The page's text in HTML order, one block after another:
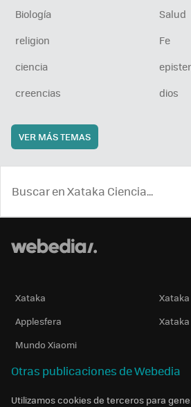
Biología
Salud
religion
Fe
ciencia
creencias
dios
VER MÁS TEMAS
Xataka
Applesfera
Mundo Xiaomi
Otras publicaciones de Webedia
Utilizamos cookies de terceros para